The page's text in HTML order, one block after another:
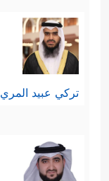
تركي عبيد المري